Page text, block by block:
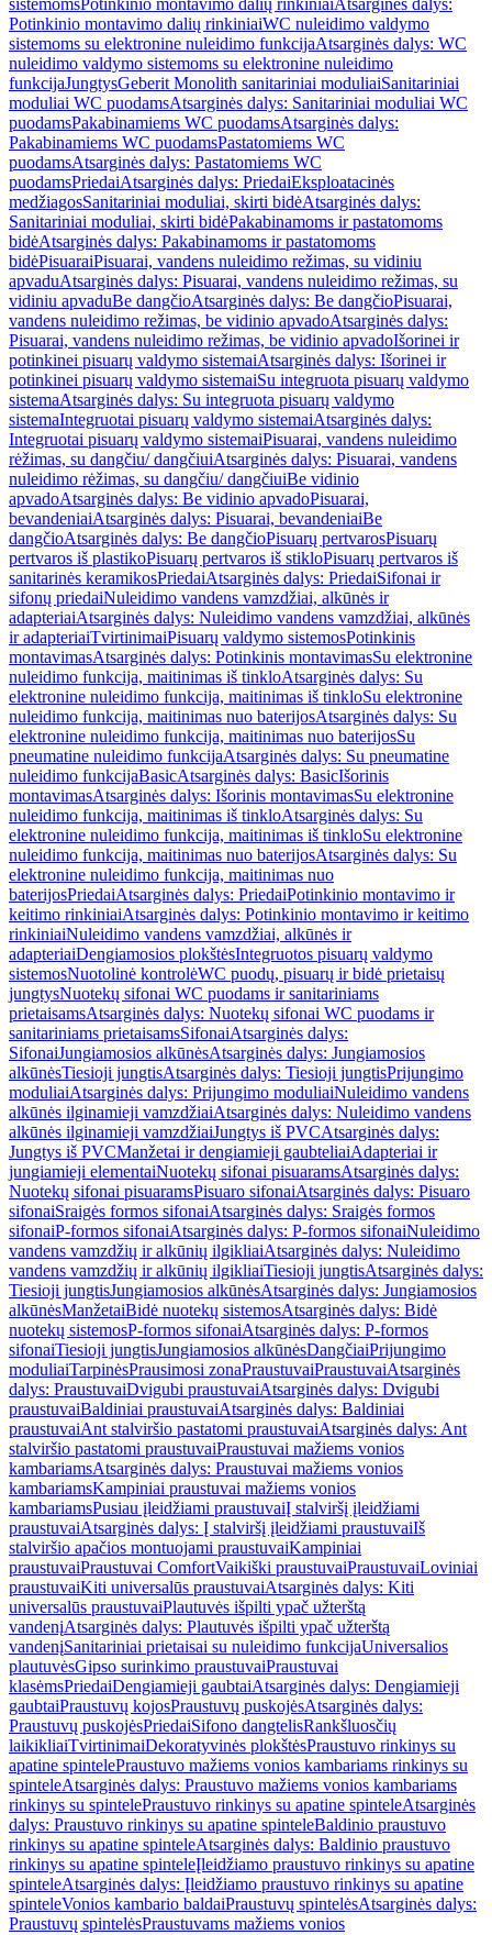
sistemomsPotinkinio montavimo dalių rinkiniaiAtsarginės dalys:
Potinkinio montavimo dalių rinkiniaiWC nuleidimo valdymo
sistemoms su elektronine nuleidimo funkcijaAtsarginės dalys: WC
nuleidimo valdymo sistemoms su elektronine nuleidimo
funkcijaJungtysGeberit Monolith sanitariniai moduliaiSanitariniai
moduliai WC puodamsAtsarginės dalys: Sanitariniai moduliai WC
puodamsPakabinamiems WC puodamsAtsarginės dalys:
Pakabinamiems WC puodamsPastatomiems WC
puodamsAtsarginės dalys: Pastatomiems WC
puodamsPriedaiAtsarginės dalys: PriedaiEksploatacinės
medžiagosSanitariniai moduliai, skirti bidėAtsarginės dalys:
Sanitariniai moduliai, skirti bidėPakabinamoms ir pastatomoms
bidėAtsarginės dalys: Pakabinamoms ir pastatomoms
bidėPisuaraiPisuarai, vandens nuleidimo režimas, su vidiniu
apvaduAtsarginės dalys: Pisuarai, vandens nuleidimo režimas, su
vidiniu apvaduBe dangčioAtsarginės dalys: Be dangčioPisuarai,
vandens nuleidimo režimas, be vidinio apvadoAtsarginės dalys:
Pisuarai, vandens nuleidimo režimas, be vidinio apvadoIšorinei ir
potinkinei pisuarų valdymo sistemaiAtsarginės dalys: Išorinei ir
potinkinei pisuarų valdymo sistemaiSu integruota pisuarų valdymo
sistemaAtsarginės dalys: Su integruota pisuarų valdymo
sistemaIntegruotai pisuarų valdymo sistemaiAtsarginės dalys:
Integruotai pisuarų valdymo sistemaiPisuarai, vandens nuleidimo
rėžimas, su dangčiu/ dangčiuiAtsarginės dalys: Pisuarai, vandens
nuleidimo rėžimas, su dangčiu/ dangčiuiBe vidinio
apvadoAtsarginės dalys: Be vidinio apvadoPisuarai,
bevandeniaiAtsarginės dalys: Pisuarai, bevandeniaiBe
dangčioAtsarginės dalys: Be dangčioPisuarų pertvarosPisuarų
pertvaros iš plastikoPisuarų pertvaros iš stikloPisuarų pertvaros iš
sanitarinės keramikosPriedaiAtsarginės dalys: PriedaiSifonai ir
sifonų priedaiNuleidimo vandens vamzdžiai, alkūnės ir
adapteriaiAtsarginės dalys: Nuleidimo vandens vamzdžiai, alkūnės
ir adapteriaiTvirtinimaiPisuarų valdymo sistemosPotinkinis
montavimasAtsarginės dalys: Potinkinis montavimasSu elektronine
nuleidimo funkcija, maitinimas iš tinkloAtsarginės dalys: Su
elektronine nuleidimo funkcija, maitinimas iš tinkloSu elektronine
nuleidimo funkcija, maitinimas nuo baterijosAtsarginės dalys: Su
elektronine nuleidimo funkcija, maitinimas nuo baterijosSu
pneumatine nuleidimo funkcijaAtsarginės dalys: Su pneumatine
nuleidimo funkcijaBasicAtsarginės dalys: BasicIšorinis
montavimasAtsarginės dalys: Išorinis montavimasSu elektronine
nuleidimo funkcija, maitinimas iš tinkloAtsarginės dalys: Su
elektronine nuleidimo funkcija, maitinimas iš tinkloSu elektronine
nuleidimo funkcija, maitinimas nuo baterijosAtsarginės dalys: Su
elektronine nuleidimo funkcija, maitinimas nuo
baterijosPriedaiAtsarginės dalys: PriedaiPotinkinio montavimo ir
keitimo rinkiniaiAtsarginės dalys: Potinkinio montavimo ir keitimo
rinkiniaiNuleidimo vandens vamzdžiai, alkūnės ir
adapteriaiDengiamosios plokštėsIntegruotos pisuarų valdymo
sistemosNuotolinė kontrolėWC puodų, pisuarų ir bidė prietaisų
jungtysNuotekų sifonai WC puodams ir sanitariniams
prietaisamsAtsarginės dalys: Nuotekų sifonai WC puodams ir
sanitariniams prietaisamsSifonaiAtsarginės dalys:
SifonaiJungiamosios alkūnėsAtsarginės dalys: Jungiamosios
alkūnėsTiesioji jungtisAtsarginės dalys: Tiesioji jungtisPrijungimo
moduliaiAtsarginės dalys: Prijungimo moduliaiNuleidimo vandens
alkūnės ilginamieji vamzdžiaiAtsarginės dalys: Nuleidimo vandens
alkūnės ilginamieji vamzdžiaiJungtys iš PVCAtsarginės dalys:
Jungtys iš PVCManžetai ir dengiamieji gaubteliaiAdapteriai ir
jungiamieji elementaiNuotekų sifonai pisuaramsAtsarginės dalys:
Nuotekų sifonai pisuaramsPisuaro sifonaiAtsarginės dalys: Pisuaro
sifonaiSraigės formos sifonaiAtsarginės dalys: Sraigės formos
sifonaiP-formos sifonaiAtsarginės dalys: P-formos sifonaiNuleidimo
vandens vamzdžių ir alkūnių ilgikliaiAtsarginės dalys: Nuleidimo
vandens vamzdžių ir alkūnių ilgikliaiTiesioji jungtisAtsarginės dalys:
Tiesioji jungtisJungiamosios alkūnėsAtsarginės dalys: Jungiamosios
alkūnėsManžetaiBidė nuotekų sistemosAtsarginės dalys: Bidė
nuotekų sistemosP-formos sifonaiAtsarginės dalys: P-formos
sifonaiTiesioji jungtisJungiamosios alkūnėsDangčiaiPrijungimo
moduliaiTarpinėsPrausimosi zonaPraustuvaiPraustuvaiAtsarginės
dalys: PraustuvaiDvigubi praustuvaiAtsarginės dalys: Dvigubi
praustuvaiBaldiniai praustuvaiAtsarginės dalys: Baldiniai
praustuvaiAnt stalviršio pastatomi praustuvaiAtsarginės dalys: Ant
stalviršio pastatomi praustuvaiPraustuvai mažiems vonios
kambariamsAtsarginės dalys: Praustuvai mažiems vonios
kambariamsKampiniai praustuvai mažiems vonios
kambariamsPusiau įleidžiami praustuvaiĮ stalviršį įleidžiami
praustuvaiAtsarginės dalys: Į stalviršį įleidžiami praustuvaiIš
stalviršio apačios montuojami praustuvaiKampiniai
praustuvaiPraustuvai ComfortVaikiški praustuvaiPraustuvaiLoviniai
praustuvaiKiti universalūs praustuvaiAtsarginės dalys: Kiti
universalūs praustuvaiPlautuvės išpilti ypač užterštą
vandenįAtsarginės dalys: Plautuvės išpilti ypač užterštą
vandenįSanitariniai prietaisai su nuleidimo funkcijaUniversalios
plautuvėsGipso surinkimo praustuvaiPraustuvai
klasėmsPriedaiDengiamieji gaubtaiAtsarginės dalys: Dengiamieji
gaubtaiPraustuvų kojosPraustuvų puskojėsAtsarginės dalys:
Praustuvų puskojėsPriedaiSifono dangtelisRankšluosčių
laikikliaiTvirtinimaiDekoratyvinės plokštėsPraustuvo rinkinys su
apatine spintelePraustuvo mažiems vonios kambariams rinkinys su
spinteleAtsarginės dalys: Praustuvo mažiems vonios kambariams
rinkinys su spintelePraustuvo rinkinys su apatine spinteleAtsarginės
dalys: Praustuvo rinkinys su apatine spinteleBaldinio praustuvo
rinkinys su apatine spinteleAtsarginės dalys: Baldinio praustuvo
rinkinys su apatine spinteleĮleidžiamo praustuvo rinkinys su apatine
spinteleAtsarginės dalys: Įleidžiamo praustuvo rinkinys su apatine
spinteleVonios kambario baldaiPraustuvų spintelėsAtsarginės dalys:
Praustuvų spintelėsPraustuvams mažiems vonios